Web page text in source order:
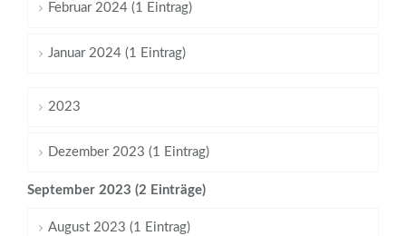
Februar 2024 (1 Eintrag)
Januar 2024 (1 Eintrag)
2023
Dezember 2023 (1 Eintrag)
September 2023 (2 Einträge)
August 2023 (1 Eintrag)